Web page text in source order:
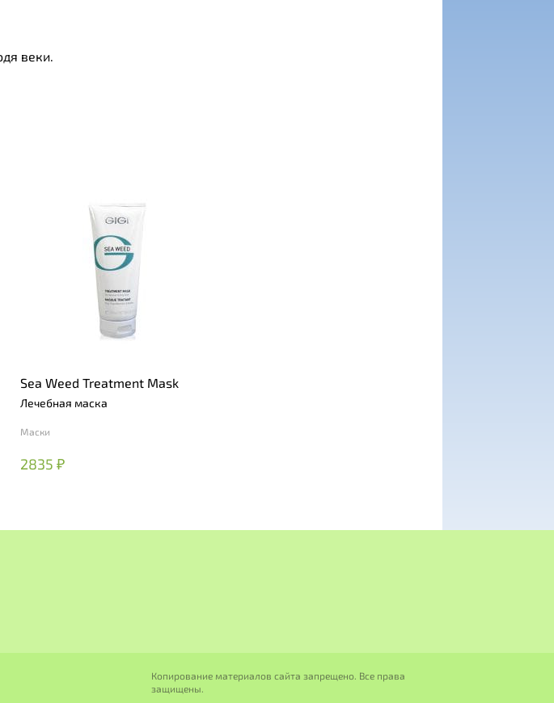
веки.
Sea Weed Treatment Mask
Лечебная маска
Маски
2835 ₽
Копирование материалов сайта запрещено. Все права
защищены.